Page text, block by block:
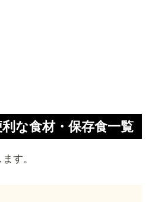
な食材・保存食一覧
す。